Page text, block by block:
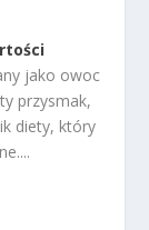
jako owoc
przysmak,
diety, który